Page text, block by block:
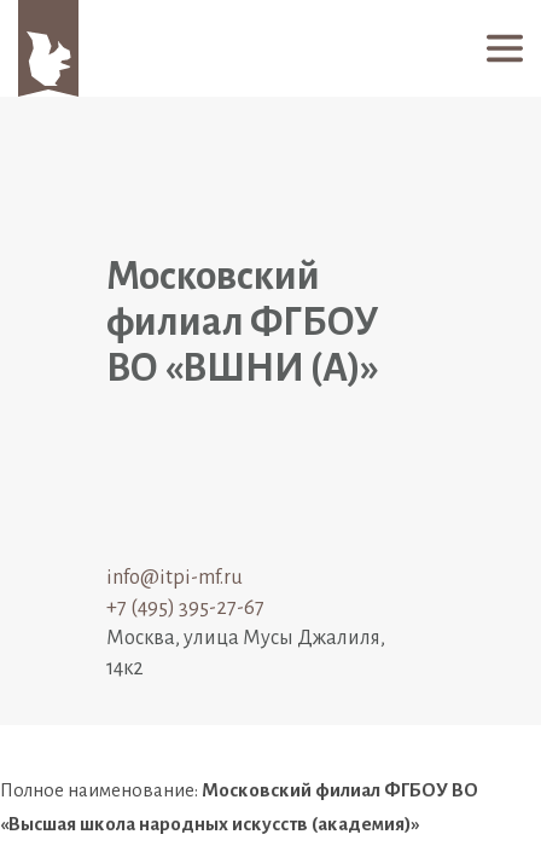
Московский
филиал ФГБОУ
ВО «ВШНИ (А)»
info@itpi-mf.ru
+7 (495) 395-27-67
Москва, улица Мусы Джалиля,
14к2
Полное наименование: Московский филиал ФГБОУ ВО
«Высшая школа народных искусств (академия)»